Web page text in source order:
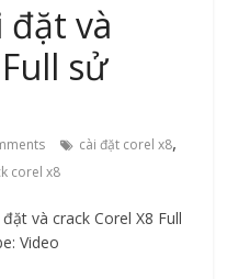
đặt và
sử
cài đặt corel x8,
corel x8
và crack Corel X8 Full
Video